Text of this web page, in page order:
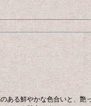
ある鮮やかな色合いと、艶